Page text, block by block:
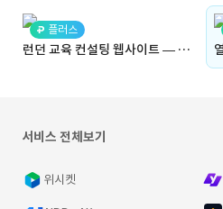
플러스
런던 교육 컨설팅 웹사이트 — 칼럼 그리드 · 게시판 연동 · 한영 병기 (2011)
서비스 전체보기
위시켓